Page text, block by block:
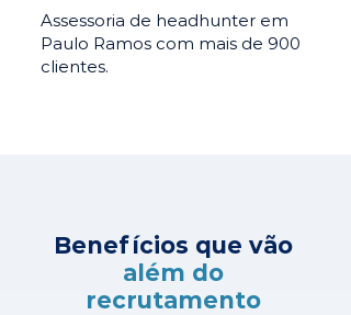
Assessoria de headhunter em
Paulo Ramos com mais de 900
clientes.
Benefícios que vão
além do
recrutamento